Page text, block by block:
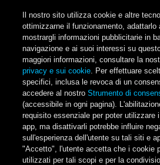
Il nostro sito utilizza cookie e altre
ottimizzarne il funzionamento, adattarlo
mostrargli informazioni pubblicitarie in
navigazione e ai suoi interessi su
maggiori informazioni, consultare la
privacy e sui cookie. Per effettuare
specifici, inclusa le revoca di un
accedere al nostroStrumento di
(accessibile in ogni pagina).
requisito essenziale per poter utilizzare
app, ma disattivarli potrebbe influire
sull'esperienza dell'utente su tali siti e
"Accetto", l'utente accetta che i cookie
utilizzati per tali scopi e per la
Main Menu